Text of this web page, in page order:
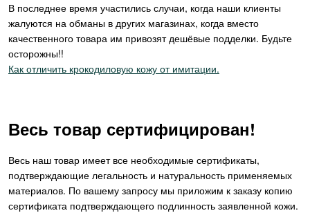
В последнее время участились случаи, когда наши клиенты
жалуются на обманы в других магазинах, когда вместо
качественного товара им привозят дешёвые подделки. Будьте
осторожны!!
Как отличить крокодиловую кожу от имитации.
Весь товар сертифицирован!
Весь наш товар имеет все необходимые сертификаты,
подтверждающие легальность и натуральность применяемых
материалов. По вашему запросу мы приложим к заказу копию
сертификата подтверждающего подлинность заявленной кожи.